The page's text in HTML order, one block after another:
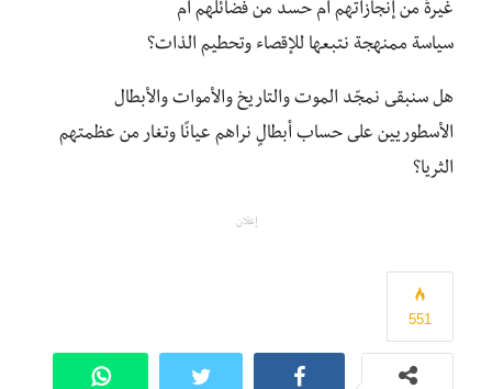
غيرةٌ من إنجازاتهم أم حسد من فضائلهم أم
سياسة ممنهجة نتبعها للإقصاء وتحطيم الذات؟
هل سنبقى نمجّد الموت والتاريخ والأموات والأبطال
الأسطوريين على حساب أبطالٍ نراهم عيانًا وتغار من عظمتهم
الثريا؟
إعلان
551